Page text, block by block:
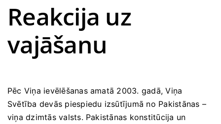
Reakcija uz
vajāšanu
Pēc Viņa ievēlēšanas amatā 2003. gadā, Viņa
Svētība devās piespiedu izsūtījumā no Pakistānas –
viņa dzimtās valsts. Pakistānas konstitūcija un